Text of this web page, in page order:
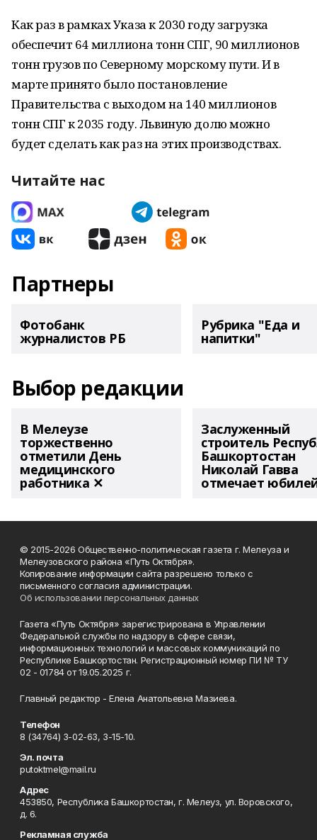
Как раз в рамках Указа к 2030 году загрузка
обеспечит 64 миллиона тонн СПГ, 90 миллионов
тонн грузов по Северному морскому пути. И в
марте принято было постановление
Правительства с выходом на 140 миллионов
тонн СПГ к 2035 году. Львиную долю можно
будет сделать как раз на этих производствах.
Читайте нас
Партнеры
Фотобанк
журналистов РБ
Рубрика "Еда и
напитки"
Выбор редакции
В Мелеузе
торжественно
отметили День
медицинского
работника ✕
Заслуженный
строитель
Башкортостан
Николай Гавва
отмечает
© 2015-2026 Общественно-политическая газета г. Мелеуза и
Мелеузовского района «Путь Октября».
Копирование информации сайта разрешено только с
письменного согласия администрации.
Об использовании персональных данных
Газета «Путь Октября» зарегистрирована в Управлении
Федеральной службы по надзору в сфере связи,
информационных технологий и массовых коммуникаций по
Республике Башкортостан. Регистрационный номер ПИ № ТУ
02 - 01784 от 19.05.2025 г.
Главный редактор - Елена Анатольевна Мазиева.
Телефон
8 (34764) 3-02-63, 3-15-10.
Эл. почта
putoktmel@mail.ru
Адрес
453850, Республика Башкортостан, г. Мелеуз, ул. Воровского,
д. 6.
Рекламная служба